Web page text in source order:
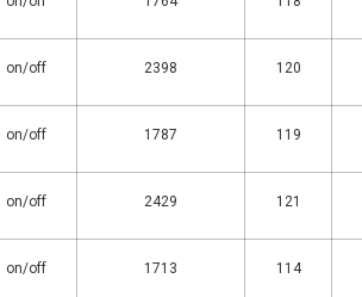
on/off 2398 120
on/off 1787 119
on/off 2429 121
on/off 1713 114